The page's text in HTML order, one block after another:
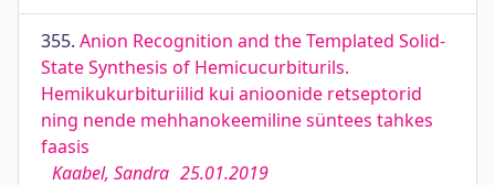
355. Anion Recognition and the Templated Solid-
State Synthesis of Hemicucurbiturils.
Hemikukurbituriilid kui anioonide retseptorid
ning nende mehhanokeemiline süntees tahkes
faasis
Kaabel, Sandra 25.01.2019